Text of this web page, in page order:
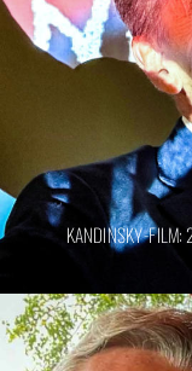
KANDINSKY-FILM: